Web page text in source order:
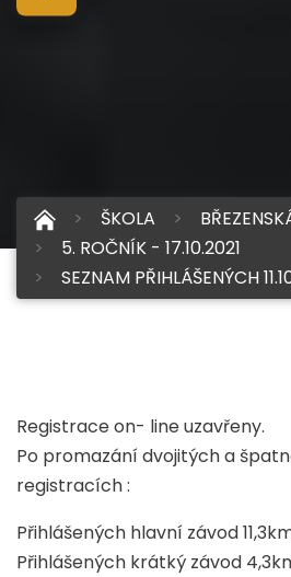
ŠKOLA
5. ROČNÍK - 17.10.2021
SEZNAM PŘIHLÁŠENÝCH
Registrace on- line uzavřeny.
Po promazání dvojitých a
registracích :
Přihlášených hlavní závod
Přihlášených krátký závod